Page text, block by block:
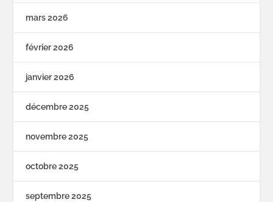
mars 2026
février 2026
janvier 2026
décembre 2025
novembre 2025
octobre 2025
septembre 2025